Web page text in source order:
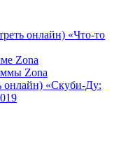
онлайн) «Что-то
Zona
Zona
онлайн) «Скуби-Ду: